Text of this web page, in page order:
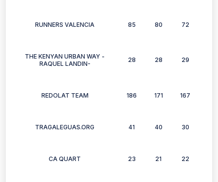
RUNNERS VALENCIA 85 80 72
THE KENYAN URBAN WAY -
RAQUEL LANDIN-
28 28 29
REDOLAT TEAM 186 171 167
TRAGALEGUAS.ORG 41 40 30
CA QUART 23 21 22